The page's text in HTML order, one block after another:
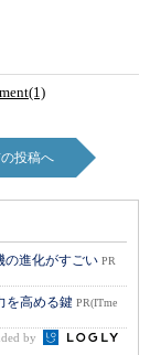
投稿へ
の進化がすごい PR
高める鍵 PR(ITme
by